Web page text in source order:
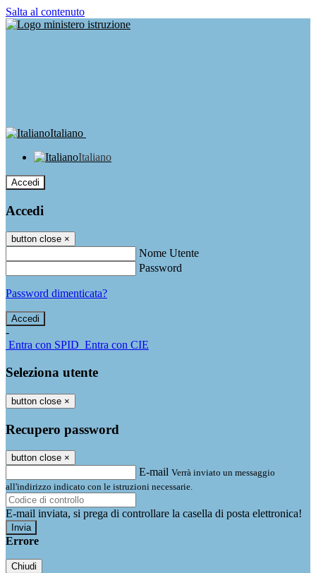
Salta al contenuto
Italiano
Italiano
Accedi
Accedi
button close ×
Nome Utente
Password
Password dimenticata?
-
Entra con SPID Entra con CIE
Seleziona utente
button close ×
Recupero password
button close ×
E-mail Verrà inviato un messaggio
all'indirizzo indicato con le istruzioni necessarie.
E-mail inviata, si prega di controllare la casella di posta elettronica!
Errore
Chiudi